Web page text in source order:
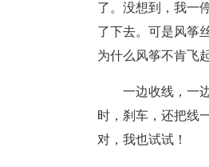
了。没想到，我一
了下去。可是风筝
为什么风筝不肯飞
一边收线，一
时，刹车，还把线
对，我也试试！